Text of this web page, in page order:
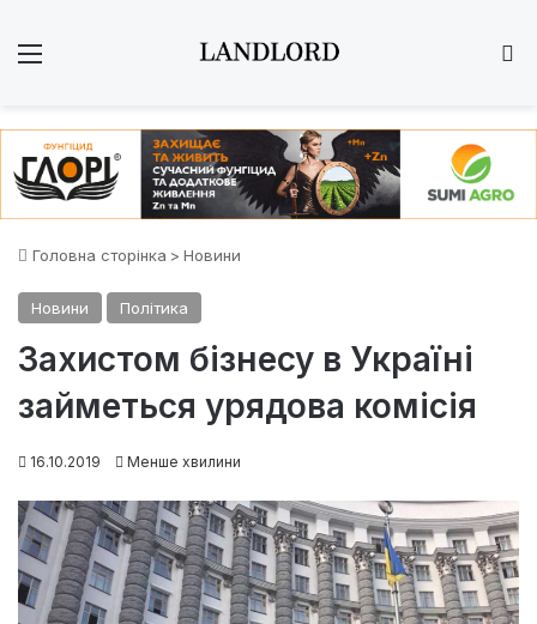
Головна сторінка > Новини
Новини Політика
Захистом бізнесу в Україні
займеться урядова комісія
16.10.2019 Менше хвилини